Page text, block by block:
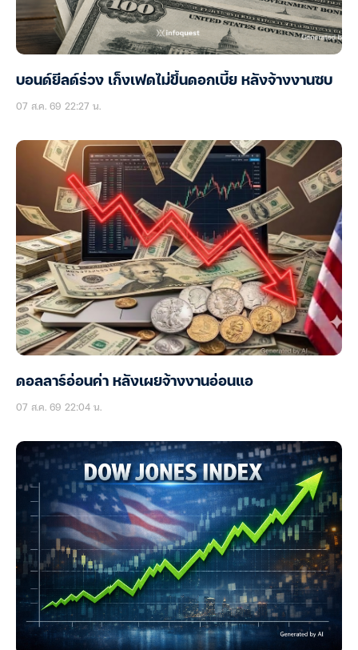
บอนด์ยีลด์ร่วง เก็งเฟดไม่ขึ้นดอกเบี้ย หลังจ้างงานซบ
07 ส.ค. 69 22:27 น.
ดอลลาร์อ่อนค่า หลังเผยจ้างงานอ่อนแอ
07 ส.ค. 69 22:04 น.